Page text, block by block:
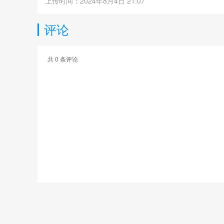
评论
共0 条评论